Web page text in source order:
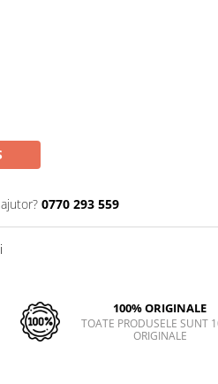
0770 293 559
100% ORIGINALE
TOATE PRODUSELE SUNT
ORIGINALE